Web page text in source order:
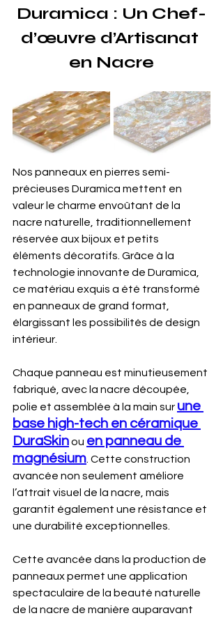
Duramica : Un Chef-
d’œuvre d’Artisanat
en Nacre
Nos panneaux en pierres semi-
précieuses Duramica mettent en
valeur le charme envoûtant de la
nacre naturelle, traditionnellement
réservée aux bijoux et petits
éléments décoratifs. Grâce à la
technologie innovante de Duramica,
ce matériau exquis a été transformé
en panneaux de grand format,
élargissant les possibilités de design
intérieur.
Chaque panneau est minutieusement
fabriqué, avec la nacre découpée,
polie et assemblée à la main sur une
base high-tech en céramique
DuraSkin ou en panneau de
magnésium . Cette construction
avancée non seulement améliore
l’attrait visuel de la nacre, mais
garantit également une résistance et
une durabilité exceptionnelles.
Cette avancée dans la production de
panneaux permet une application
spectaculaire de la beauté naturelle
de la nacre de manière auparavant